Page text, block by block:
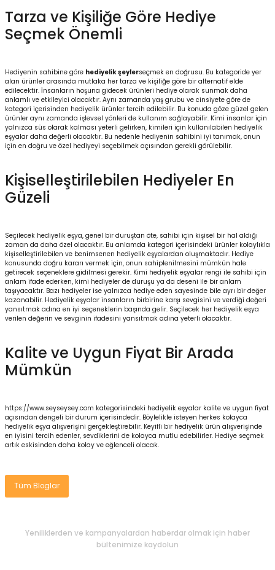
Aksesuarları
Gemiler
Tarza ve Kişiliğe Göre Hediye
Seçmek Önemli
Hediyenin sahibine göre hediyelik şeylerseçmek en doğrusu. Bu kategoride yer
alan ürünler arasında mutlaka her tarza ve kişiliğe göre bir alternatif elde
edilecektir. İnsanların hoşuna gidecek ürünleri hediye olarak sunmak daha
anlamlı ve etkileyici olacaktır. Aynı zamanda yaş grubu ve cinsiyete göre de
kategori içerisinden hediyelik ürünler tercih edilebilir. Bu konuda göze güzel gelen
ürünler aynı zamanda işlevsel yönleri de kullanım sağlayabilir. Kimi insanlar için
yalnızca süs olarak kalması yeterli gelirken, kimileri için kullanılabilen hediyelik
eşyalar daha değerli olacaktır. Bu nedenle hediyenin sahibini iyi tanımak, onun
için en doğru ve özel hediyeyi seçebilmek açısından gerekli görülebilir.
Kişiselleştirilebilen Hediyeler En
Güzeli
Seçilecek hediyelik eşya, genel bir duruştan öte, sahibi için kişisel bir hal aldığı
zaman da daha özel olacaktır. Bu anlamda kategori içerisindeki ürünler kolaylıkla
kişiselleştirilebilen ve benimsenen hediyelik eşyalardan oluşmaktadır. Hediye
konusunda doğru kararı vermek için, onun sahiplenilmesini mümkün hale
getirecek seçeneklere gidilmesi gerekir. Kimi hediyelik eşyalar rengi ile sahibi için
anlam ifade ederken, kimi hediyeler de duruşu ya da deseni ile bir anlam
taşıyacaktır. Bazı hediyeler ise yalnızca hediye eden sayesinde bile ayrı bir değer
kazanabilir. Hediyelik eşyalar insanların birbirine karşı sevgisini ve verdiği değeri
yansıtmak adına en iyi seçeneklerin başında gelir. Seçilecek her hediyelik eşya
verilen değerin ve sevginin ifadesini yansıtmak adına yeterli olacaktır.
Kalite ve Uygun Fiyat Bir Arada
Mümkün
https://www.seyseysey.com kategorisindeki hediyelik eşyalar kalite ve uygun fiyat
açısından dengeli bir durum içerisindedir. Böylelikle isteyen herkes kolayca
hediyelik eşya alışverişini gerçekleştirebilir. Keyifli bir hediyelik ürün alışverişinde
en iyisini tercih edenler, sevdiklerini de kolayca mutlu edebilirler. Hediye seçmek
artık eskisinden daha kolay ve eğlenceli olacak.
Tüm Bloglar
Yeniliklerden ve kampanyalardan haberdar olmak için haber
bültenimize kaydolun